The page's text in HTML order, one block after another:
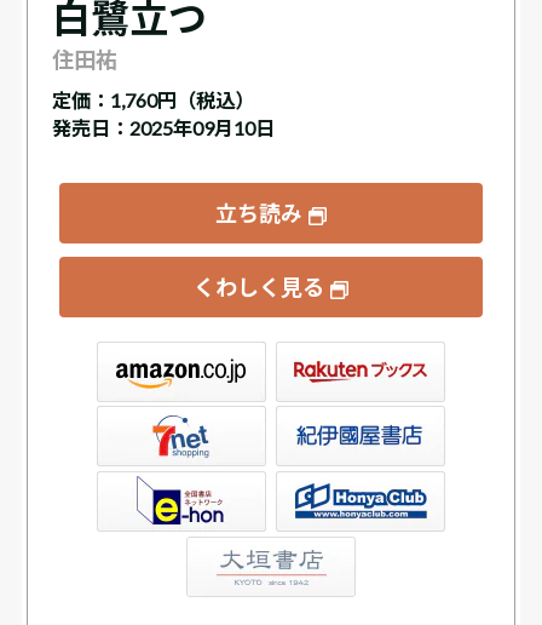
白鷺立つ
住田祐
定価： 1,760円（税込）
発売日：2025年09月10日
立ち読み
くわしく見る
書店ウェブストア